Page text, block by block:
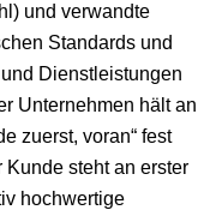
und verwandte
Standards und
Dienstleistungen
Unternehmen hält an
zuerst, voran“ fest
Kunde steht an erster
hochwertige